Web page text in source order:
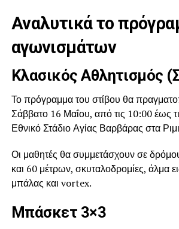
Αναλυτικά το
αγωνισμάτων
Κλασικός Αθλητισμός
Το πρόγραμμα του στίβου θα
Σάββατο 16 Μαΐου, από τις 10:00 έως
Εθνικό Στάδιο Αγίας Βαρβάρας στα
Οι μαθητές θα συμμετάσχουν σε
και 60 μέτρων, σκυταλοδρομίες, άλμα
μπάλας και vortex.
Μπάσκετ 3×3